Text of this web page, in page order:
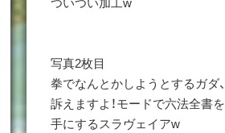
写真2枚目
拳でなんとかしようとするガダ、
訴えますよ！モードで六法全書を
手にするスラヴェイアw